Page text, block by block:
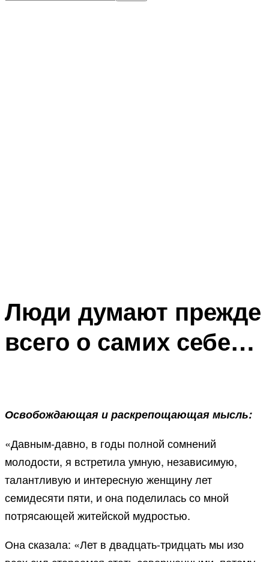
Люди думают прежде
всего о самих себе…
Освобождающая и раскрепощающая мысль:
«Давным-давно, в годы полной сомнений
молодости, я встретила умную, независимую,
талантливую и интересную женщину лет
семидесяти пяти, и она поделилась со мной
потрясающей житейской мудростью.
Она сказала: «Лет в двадцать-тридцать мы изо